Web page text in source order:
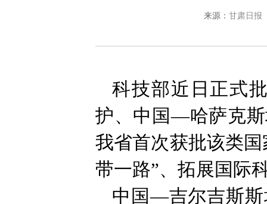
来源： 甘肃日报
科技部近日正式
护、中国—哈萨克斯
我省首次获批该类
带一路”、拓展国际
中国—吉尔吉斯斯